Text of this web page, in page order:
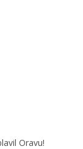
Oravu!